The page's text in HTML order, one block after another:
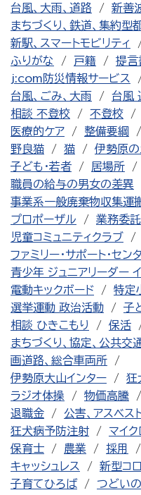
台風、大雨、道路
新善
まちづくり、鉄道、集約型
新駅、スマートモビリティ
ふりがな
戸籍 提言
j:com防災情報サービス
台風、ごみ、大雨
台風
相談 不登校
不登校
医療的ケア
整備要綱
野良猫
猫
伊勢原
子ども・若者
居場所
職員の給与の男女の差異
事業系一般廃棄物収集運
プロポーザル
業務委託
児童コミュニティクラブ
ファミリー・サポート・セン
青少年 ジュニアリーダー
電動キックボード
特定
選挙運動 政治活動
子
相談 ひきこもり
保活
まちづくり、協定、公共交
画道路、総合車両所
伊勢原大山インター
狂
ラジオ体操
物価高騰
退職金
公害、アスベス
狂犬病予防注射
マイ
保育士
農業 採用
キャッシュレス
新型コ
子育てひろば
つどい